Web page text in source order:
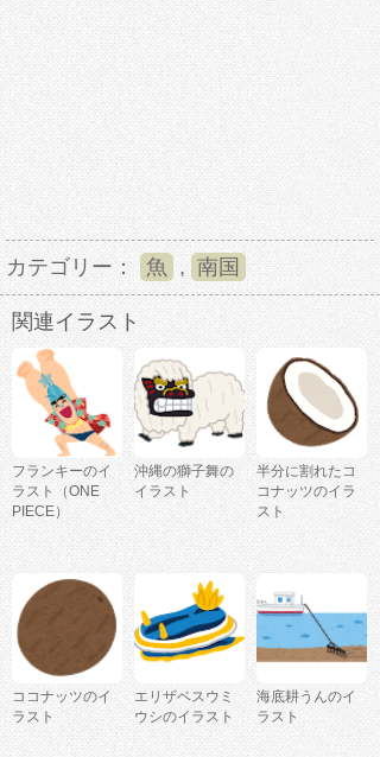
カテゴリー： 魚 , 南国
関連イラスト
フランキーのイ
ラスト（ONE
PIECE）
沖縄の獅子舞の
イラスト
半分に割れたコ
コナッツのイラ
スト
ココナッツのイ
ラスト
エリザベスウミ
ウシのイラスト
海底耕うんのイ
ラスト